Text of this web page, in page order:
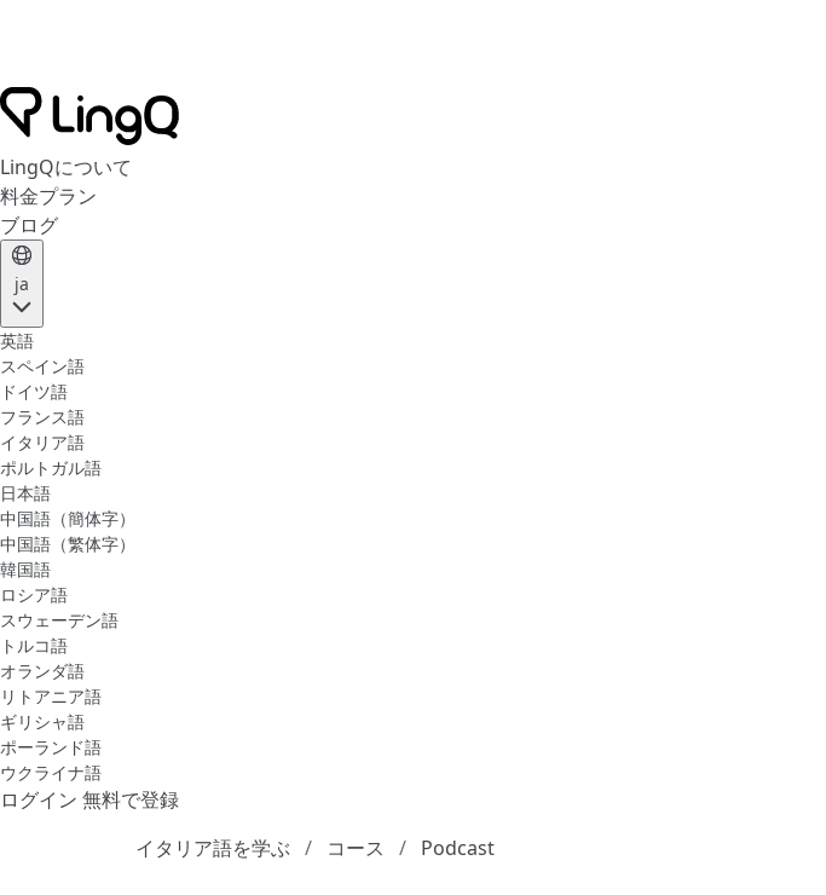
LingQについて
料金プラン
ブログ
ja
英語
スペイン語
ドイツ語
フランス語
イタリア語
ポルトガル語
日本語
中国語（簡体字）
中国語（繁体字）
韓国語
ロシア語
スウェーデン語
トルコ語
オランダ語
リトアニア語
ギリシャ語
ポーランド語
ウクライナ語
ログイン 無料で登録
イタリア語を学ぶ
コース Podcast